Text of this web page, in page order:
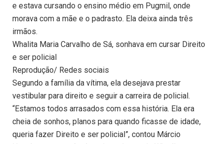
e estava cursando o ensino médio em Pugmil, onde
morava com a mãe e o padrasto. Ela deixa ainda três
irmãos.
Whalita Maria Carvalho de Sá, sonhava em cursar Direito
e ser policial
Reprodução/ Redes sociais
Segundo a família da vítima, ela desejava prestar
vestibular para direito e seguir a carreira de policial.
“Estamos todos arrasados com essa história. Ela era
cheia de sonhos, planos para quando ficasse de idade,
queria fazer Direito e ser policial”, contou Márcio